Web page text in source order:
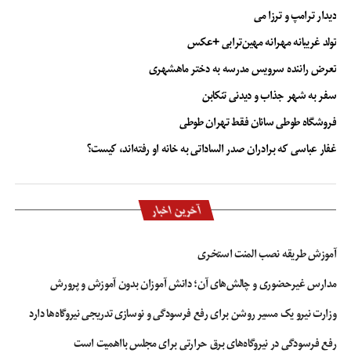
دیدار ترامپ و ترزا می
تولد غریبانه مهرانه مهین‌ترابی +عکس
تعرض راننده سرویس مدرسه به دختر ماهشهری
سفر به شهر جذاب و دیدنی تنکابن
فروشگاه طوطی سانان فقط تهران طوطی
غفار عباسی که برادران صدر الساداتی به خانه او رفته‌اند، کیست؟
آخرین اخبار
آموزش طریقه نصب المنت استخری
مدارس غیرحضوری و چالش‌های آن؛ دانش آموزان بدون آموزش و پرورش
وزارت نیرو یک مسیر روشن برای رفع فرسودگی و نوسازی تدریجی نیروگاه‌ها دارد
رفع فرسودگی در نیروگاه‌های برق حرارتی برای مجلس بااهمیت است